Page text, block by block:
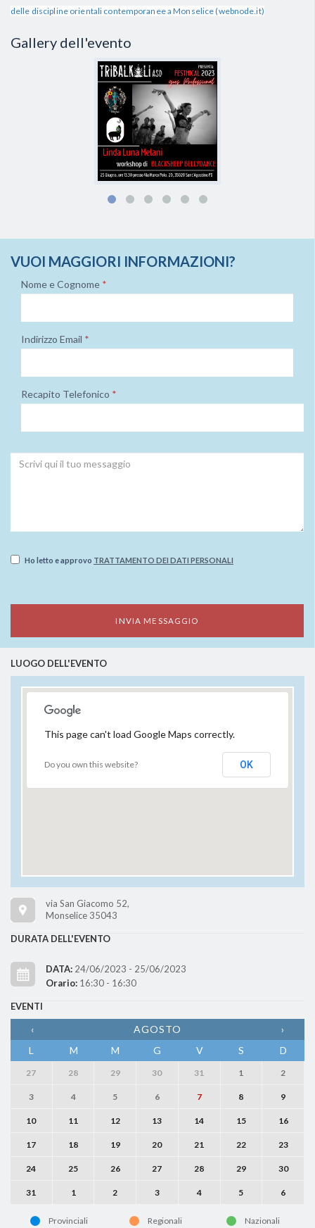
delle discipline orientali contemporanee a Monselice (webnode.it)
Gallery dell'evento
VUOI MAGGIORI INFORMAZIONI?
Nome e Cognome *
Indirizzo Email *
Recapito Telefonico *
Ho letto e approvo TRATTAMENTO DEI DATI PERSONALI
LUOGO DELL'EVENTO
This page can't load Google Maps correctly.
Do you own this website? OK
via San Giacomo 52,
Monselice 35043
DURATA DELL'EVENTO
DATA: 24/06/2023 - 25/06/2023
Orario: 16:30 - 16:30
EVENTI
‹ AGOSTO
›
L
M M G V S D
27 28 29 30 31 1 2
3 4 5 6 7 8 9
10 11 12 13 14 15 16
17 18 19 20 21 22 23
24 25 26 27 28 29 30
31 1 2 3 4 5 6
Provinciali Regionali Nazionali